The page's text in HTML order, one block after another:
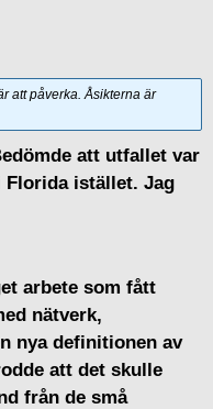
att påverka. Åsikterna är
att utfallet var
istället. Jag
arbete som fått
nätverk,
nya definitionen av
att det skulle
från de små